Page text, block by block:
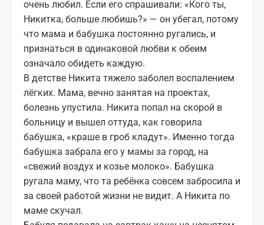
очень любил. Если его спрашивали: «Кого ты,
Никитка, больше любишь?» — он убегал, потому
что мама и бабушка постоянно ругались, и
признаться в одинаковой любви к обеим
означало обидеть каждую.
В детстве Никита тяжело заболел воспалением
лёгких. Мама, вечно занятая на проектах,
болезнь упустила. Никита попал на скорой в
больницу и вышел оттуда, как говорила
бабушка, «краше в гроб кладут». Именно тогда
бабушка забрала его у мамы за город, на
«свежий воздух и козье молоко». Бабушка
ругала маму, что та ребёнка совсем забросила и
за своей работой жизни не видит. А Никита по
маме скучал.